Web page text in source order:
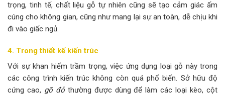
trọng, tinh tế, chất liệu gỗ tự nhiên cũng sẽ tạo cảm giác ấm
cúng cho không gian, cũng như mang lại sự an toàn, dễ chịu khi
đi vào giấc ngủ.
4. Trong thiết kế kiến trúc
Với sự khan hiếm trầm trọng, việc ứng dụng loại gỗ này trong
các công trình kiến trúc không còn quá phổ biến. Sở hữu độ
cứng cao, gõ đỏthường được dùng để làm các loại kèo, cột